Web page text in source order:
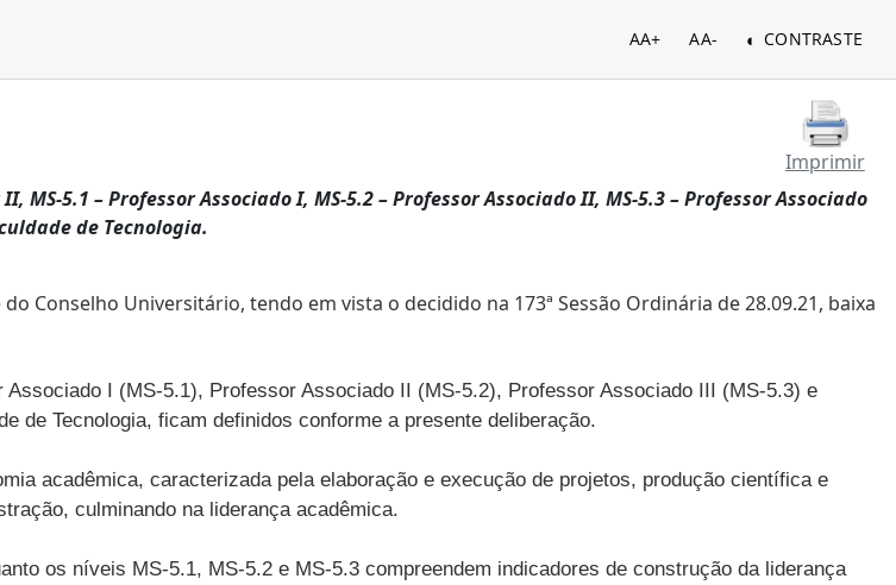
AA+ AA- CONTRASTE
Imprimir
5.1 – Professor Associado I, MS-5.2 – Professor Associado II, MS-5.3 – Professor Associado
de Tecnologia.
Conselho Universitário, tendo em vista o decidido na 173ª Sessão Ordinária de 28.09.21, baixa
I (MS-5.1), Professor Associado II (MS-5.2), Professor Associado III (MS-5.3) e
de Tecnologia, ficam definidos conforme a presente deliberação.
acadêmica, caracterizada pela elaboração e execução de projetos, produção científica e
culminando na liderança acadêmica.
os níveis MS-5.1, MS-5.2 e MS-5.3 compreendem indicadores de construção da liderança